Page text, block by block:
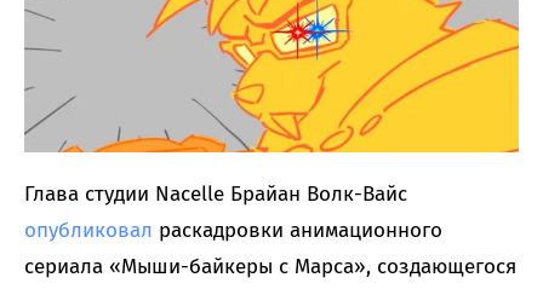
Глава студии Nacelle Брайан Волк-Вайс
опубликовал раскадровки анимационного
сериала «Мыши-байкеры с Марса», создающегося